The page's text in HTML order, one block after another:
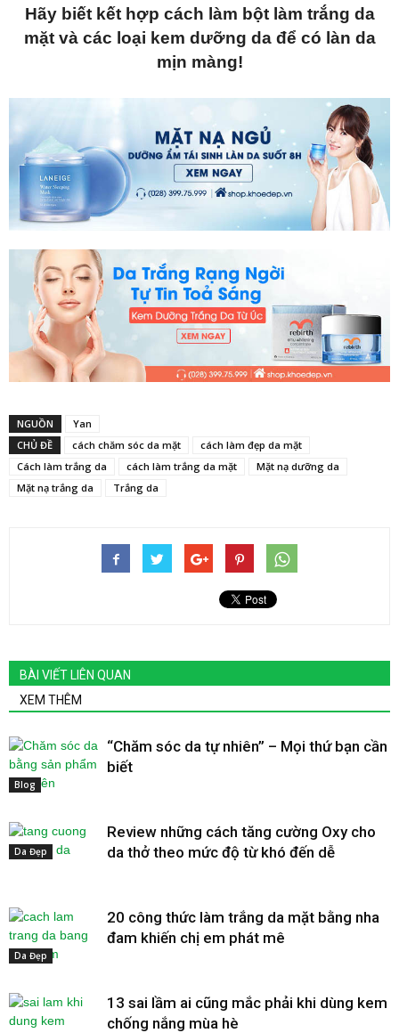
Hãy biết kết hợp cách làm bột làm trắng da
mặt và các loại kem dưỡng da để có làn da
mịn màng!
NGUỒN
Yan
CHỦ ĐỀ
cách chăm sóc da mặt
cách làm đẹp da mặt
Cách làm trắng da
cách làm trắng da mặt
Mặt nạ dưỡng da
Mặt nạ trắng da
Trắng da
BÀI VIẾT LIÊN QUAN
XEM THÊM
Blog
“Chăm sóc da tự nhiên” – Mọi thứ bạn cần
biết
Da Đẹp
Review những cách tăng cường Oxy cho
da thở theo mức độ từ khó đến dễ
Da Đẹp
20 công thức làm trắng da mặt bằng nha
đam khiến chị em phát mê
13 sai lầm ai cũng mắc phải khi dùng kem
chống nắng mùa hè